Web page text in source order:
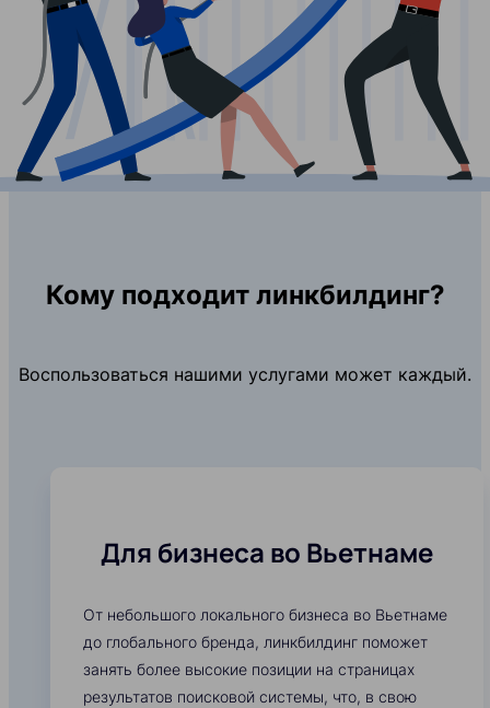
Кому подходит линкбилдинг?
Воспользоваться нашими услугами может каждый.
Для бизнеса во Вьетнаме
От небольшого локального бизнеса во Вьетнаме
до глобального бренда, линкбилдинг поможет
занять более высокие позиции на страницах
результатов поисковой системы, что, в свою